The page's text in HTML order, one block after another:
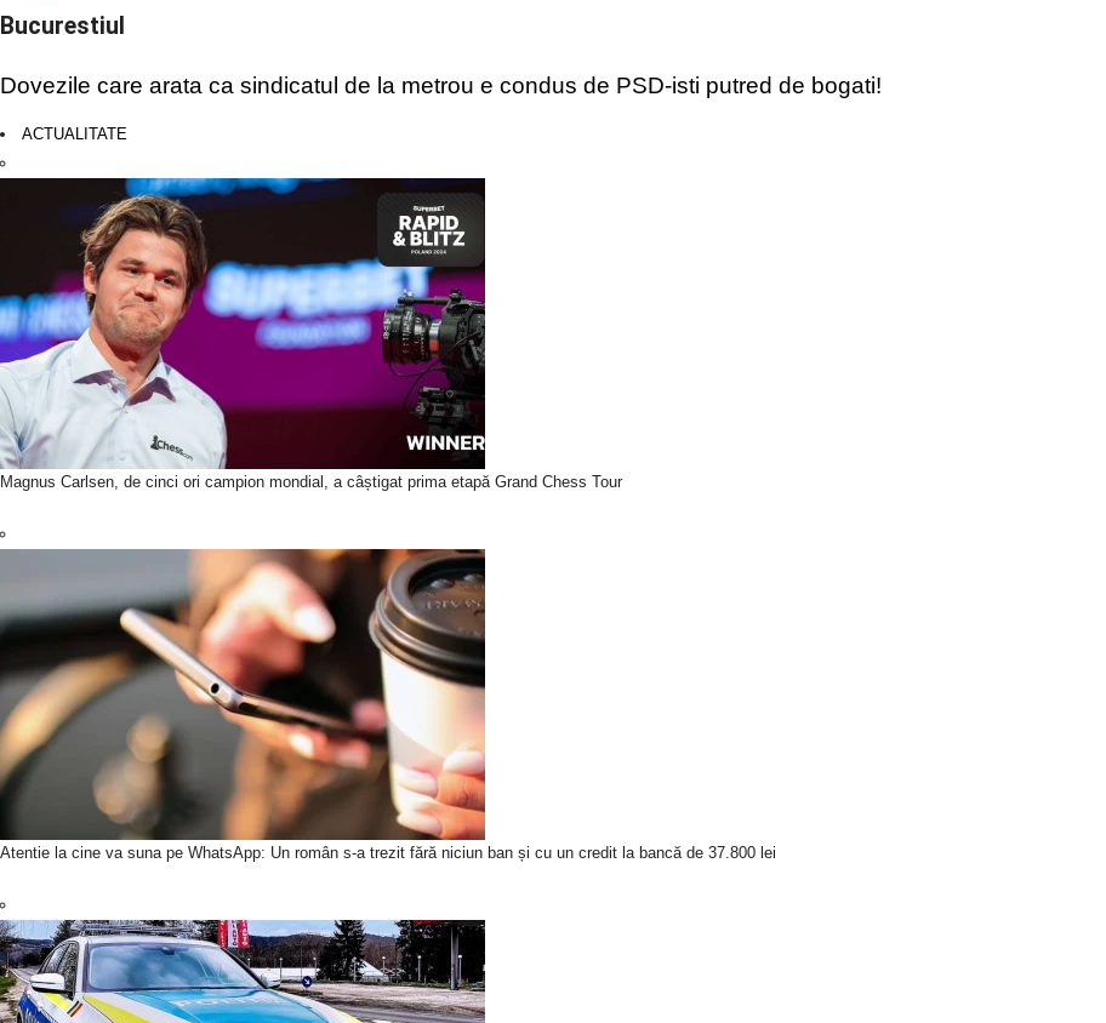
Bucurestiul
Dovezile care arata ca sindicatul de la metrou e condus de PSD-isti putred de bogati!
ACTUALITATE
Magnus Carlsen, de cinci ori campion mondial, a câștigat prima etapă Grand Chess Tour
Atentie la cine va suna pe WhatsApp: Un român s-a trezit fără niciun ban și cu un credit la bancă de 37.800 lei